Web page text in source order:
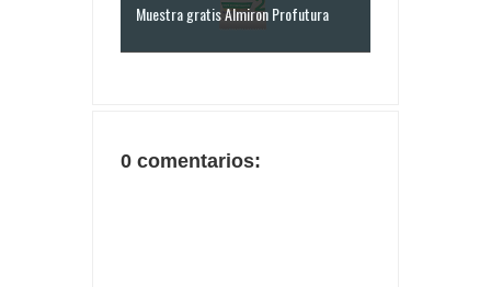
Muestra gratis Almiron Profutura
0 comentarios: